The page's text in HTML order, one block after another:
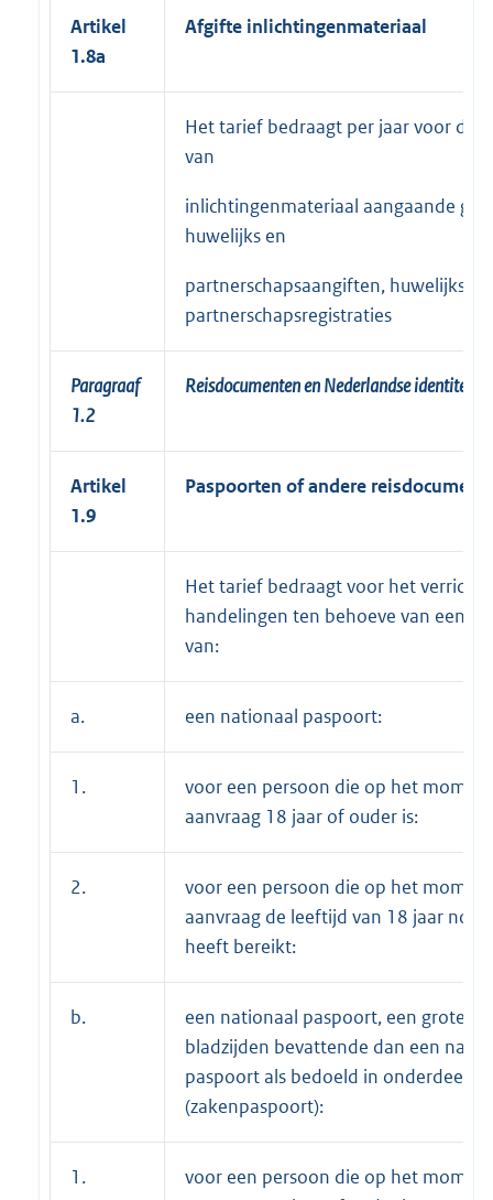
Artikel
1.8a
Afgifte inlichtingenmateriaal
Het tarief bedraagt per jaar voor de
van
inlichtingenmateriaal aangaande
huwelijks en
partnerschapsaangiften, huwelijks en
partnerschapsregistraties
Paragraaf
1.2
Reisdocumenten en Nederlandse
Artikel
1.9
Paspoorten of andere
Het tarief bedraagt voor het
handelingen ten behoeve van een
van:
a. een nationaal paspoort:
1.
voor een persoon die op het
aanvraag 18 jaar of ouder is:
2.
voor een persoon die op het
aanvraag de leeftijd van 18 jaar nog
heeft bereikt:
b.
een nationaal paspoort, een groter
bladzijden bevattende dan een
paspoort als bedoeld in onderdeel a
(zakenpaspoort):
1.
voor een persoon die op het